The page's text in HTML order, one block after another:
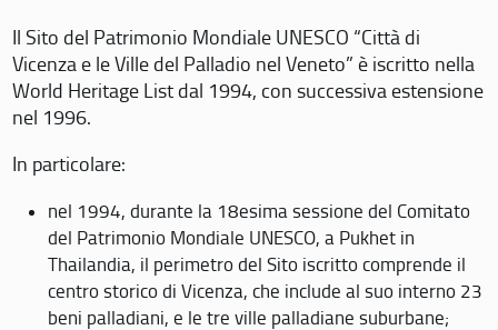
Il Sito del Patrimonio Mondiale UNESCO “Città di
Vicenza e le Ville del Palladio nel Veneto” è iscritto nella
World Heritage List dal 1994, con successiva estensione
nel 1996.
In particolare:
nel 1994, durante la 18esima sessione del Comitato
del Patrimonio Mondiale UNESCO, a Pukhet in
Thailandia, il perimetro del Sito iscritto comprende il
centro storico di Vicenza, che include al suo interno 23
beni palladiani, e le tre ville palladiane suburbane;